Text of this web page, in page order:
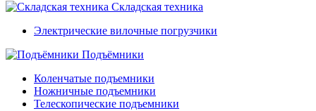
Складская техника
Электрические вилочные погрузчики
Подъёмники
Коленчатые подъемники
Ножничные подъемники
Телескопические подъемники